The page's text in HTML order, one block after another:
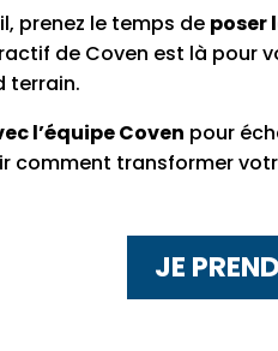
prenez le temps de poser
de Coven est là pour
terrain.
l’équipe Coven pour
comment transformer
JE